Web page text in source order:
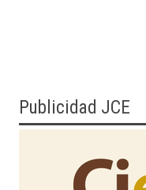
Publicidad JCE